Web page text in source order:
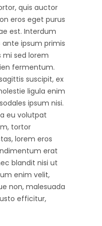
quis auctor
eros eget purus
est. Interdum
ipsum primis
mi sed lorem
fermentum.
suscipit, ex
ligula enim
ipsum nisi.
eu volutpat
tortor
lorem eros
erat
blandit nisi ut
enim velit,
non, malesuada
efficitur,